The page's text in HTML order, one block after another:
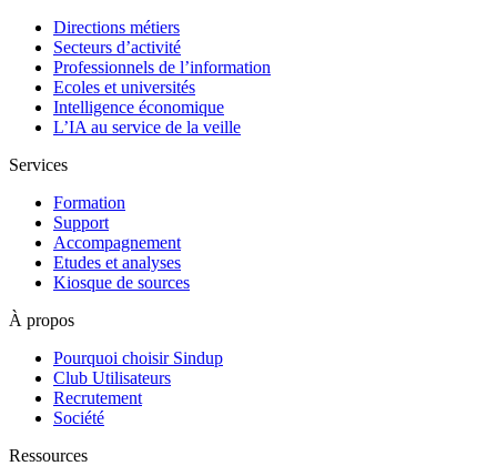
Directions métiers
Secteurs d’activité
Professionnels de l’information
Ecoles et universités
Intelligence économique
L’IA au service de la veille
Services
Formation
Support
Accompagnement
Etudes et analyses
Kiosque de sources
À propos
Pourquoi choisir Sindup
Club Utilisateurs
Recrutement
Société
Ressources